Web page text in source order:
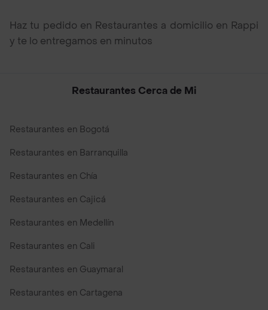
Haz tu pedido en Restaurantes a domicilio en Rappi
y te lo entregamos en minutos
Restaurantes Cerca de Mi
Restaurantes en Bogotá
Restaurantes en Barranquilla
Restaurantes en Chía
Restaurantes en Cajicá
Restaurantes en Medellín
Restaurantes en Cali
Restaurantes en Guaymaral
Restaurantes en Cartagena